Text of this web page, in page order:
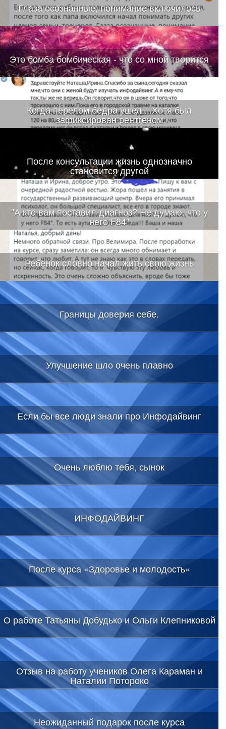
Глаза осознанные, понимание включилось
Это бомба бомбическая - что со мной творится
Когда перелом бедра ушел....Хотя был
зафиксирован рентгеном
После консультации жизнь однозначно
становится другой
"А кто вам поставил диагноз? Не думаю, что у
него F84"
Ребенок словно начал жить свою жизнь
Границы доверия себе.
Улучшение шло очень плавно
Если бы все люди знали про Инфодайвинг
Очень люблю тебя, сынок
ИНФОДАЙВИНГ
После курса «Здоровье и молодость»
О работе Татьяны Добудько и Ольги Клепниковой
Отзыв на работу учеников Олега Караман и
Наталии Потороко
Неожиданный подарок после курса